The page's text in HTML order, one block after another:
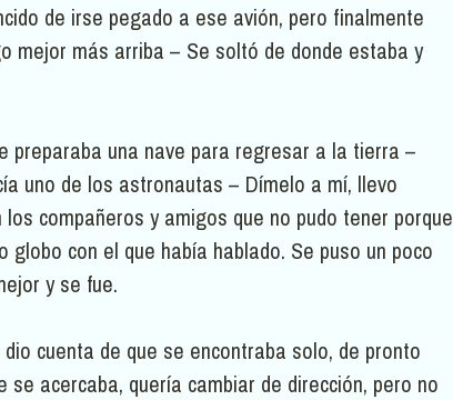
de irse pegado a ese avión, pero finalmente
mejor más arriba – Se soltó de donde estaba y
preparaba una nave para regresar a la tierra –
uno de los astronautas – Dímelo a mí, llevo
compañeros y amigos que no pudo tener porque
con el que había hablado. Se puso un poco
y se fue.
cuenta de que se encontraba solo, de pronto
acercaba, quería cambiar de dirección, pero no